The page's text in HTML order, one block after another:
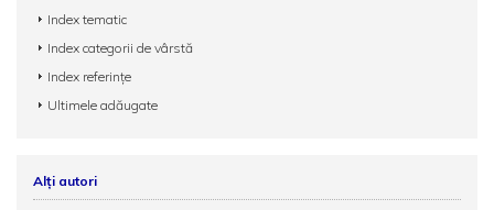
Index tematic
Index categorii de vârstă
Index referințe
Ultimele adăugate
Alți autori